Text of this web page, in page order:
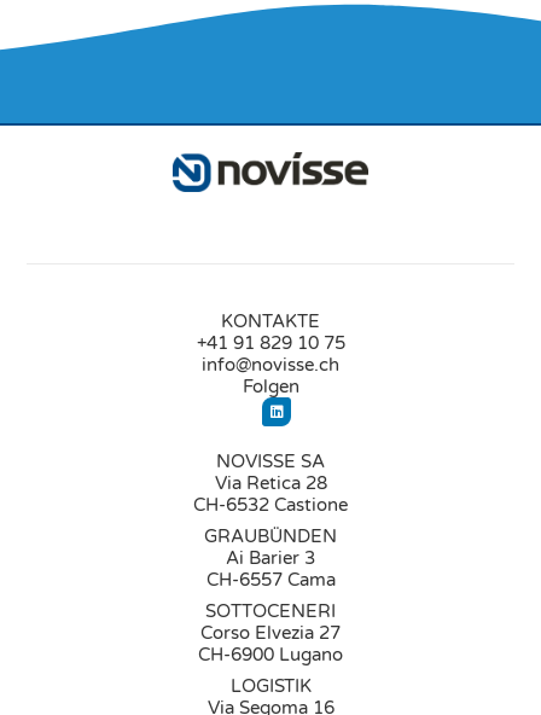
KONTAKTE
+41 91 829 10 75
info@novisse.ch
Folgen
NOVISSE SA
Via Retica 28
CH-6532 Castione
GRAUBÜNDEN
Ai Barier 3
CH-6557 Cama
SOTTOCENERI
Corso Elvezia 27
CH-6900 Lugano
LOGISTIK
Via Segoma 16